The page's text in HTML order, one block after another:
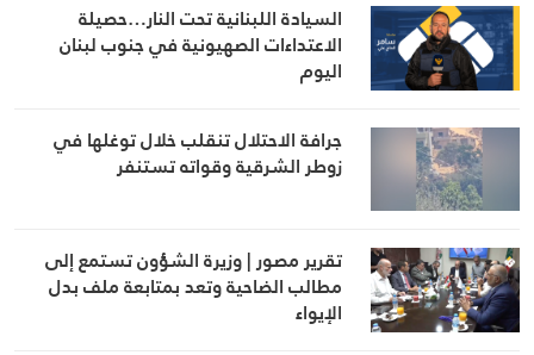
السيادة اللبنانية تحت النار…حصيلة
الاعتداءات الصهيونية في جنوب لبنان
اليوم
جرافة الاحتلال تنقلب خلال توغلها في
زوطر الشرقية وقواته تستنفر
تقرير مصور | وزيرة الشؤون تستمع إلى
مطالب الضاحية وتعد بمتابعة ملف بدل
الإيواء